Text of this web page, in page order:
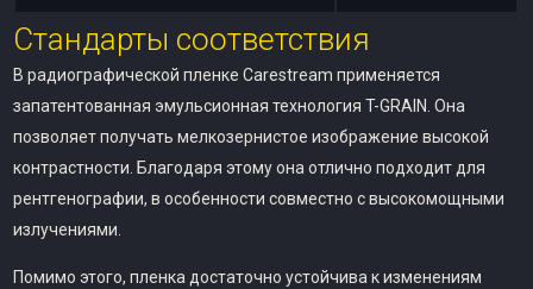
Стандарты соответствия
В радиографической пленке Carestream применяется
запатентованная эмульсионная технология T-GRAIN. Она
позволяет получать мелкозернистое изображение высокой
контрастности. Благодаря этому она отлично подходит для
рентгенографии, в особенности совместно с высокомощными
излучениями.
Помимо этого, пленка достаточно устойчива к изменениям